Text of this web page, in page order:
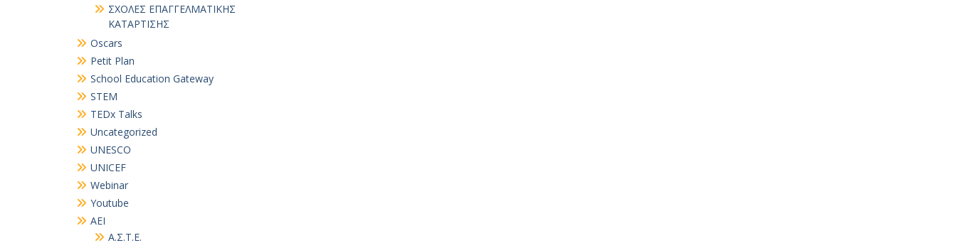
ΣΧΟΛΕΣ ΕΠΑΓΓΕΛΜΑΤΙΚΗΣ
ΚΑΤΑΡΤΙΣΗΣ
Oscars
Petit Plan
School Education Gateway
STEM
TEDx Talks
Uncategorized
UNESCO
UNICEF
Webinar
Youtube
ΑΕΙ
Α.Σ.Τ.Ε.